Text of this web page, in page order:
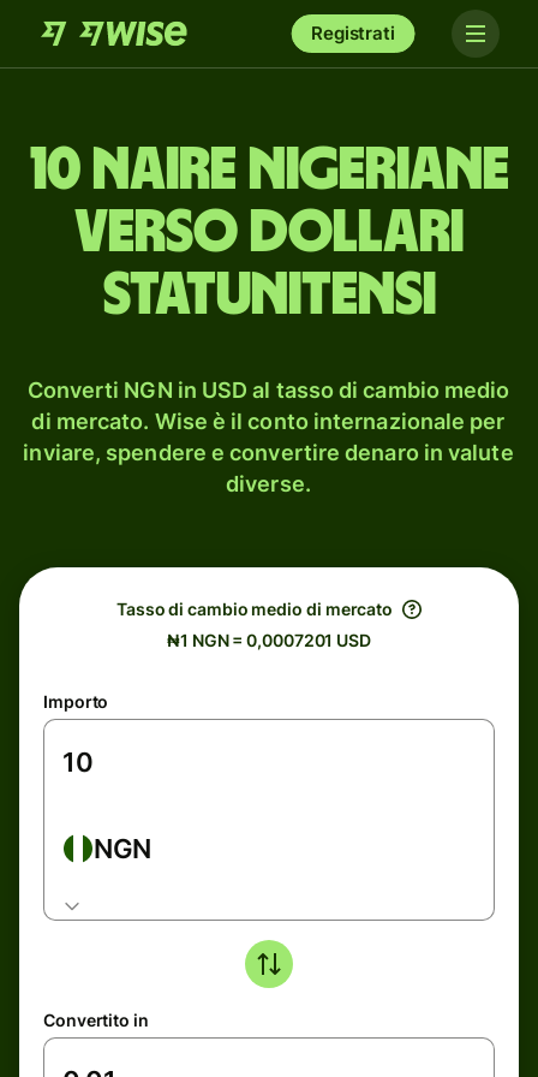
Registrati
10 naire nigeriane
verso dollari
statunitensi
Converti NGN in USD al tasso di cambio medio
di mercato. Wise è il conto internazionale per
inviare, spendere e convertire denaro in valute
diverse.
Tasso di cambio medio di mercato
₦1 NGN = 0,0007201 USD
Importo
NGN
Convertito in